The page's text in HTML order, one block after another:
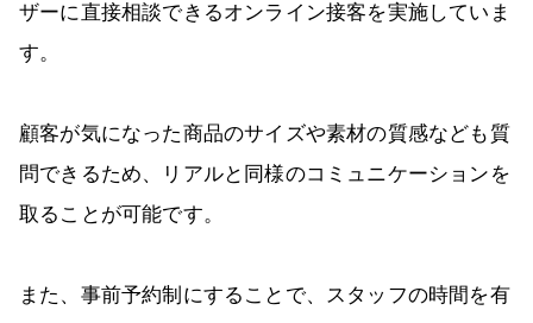
ザーに直接相談できるオンライン接客を実施していま
す。
顧客が気になった商品のサイズや素材の質感なども質
問できるため、リアルと同様のコミュニケーションを
取ることが可能です。
また、事前予約制にすることで、スタッフの時間を有